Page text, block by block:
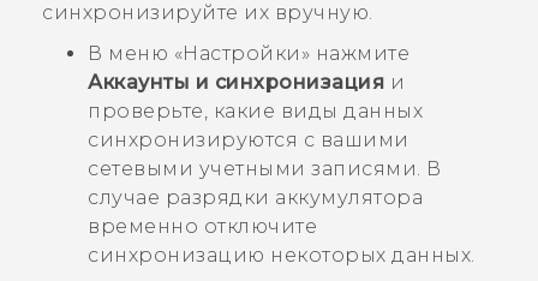
синхронизируйте их вручную.
В меню «Настройки» нажмите
Аккаунты и синхронизация и
проверьте, какие виды данных
синхронизируются с вашими
сетевыми учетными записями. В
случае разрядки аккумулятора
временно отключите
синхронизацию некоторых данных.